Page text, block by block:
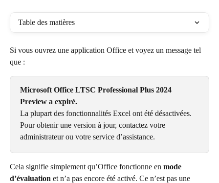
Table des matières
Si vous ouvrez une application Office et voyez un message tel
que :
Microsoft Office LTSC Professional Plus 2024
Preview a expiré.
La plupart des fonctionnalités Excel ont été désactivées.
Pour obtenir une version à jour, contactez votre
administrateur ou votre service d’assistance.
Cela signifie simplement qu’Office fonctionne en mode
d’évaluation et n’a pas encore été activé. Ce n’est pas une